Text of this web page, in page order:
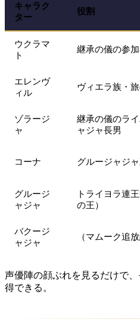
キャラク
ター
役割
ウクラマ
ト
継承の儀の参
エレンヴ
ィル
ヴィエラ族・
ゾラージ
ャ
継承の儀のラ
ャジャ長男
コーナ グルージャジ
グルージ
ャジャ
トライヨラ連
の王）
バクージ
ャジャ
（マムーク追
声優陣の顔ぶれを見るだけで
得できる。